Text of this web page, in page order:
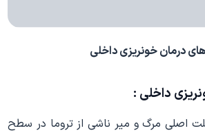
های درمان خونریزی داخلی
داخلی :
اصلی مرگ و میر ناشی از تروما در سطح